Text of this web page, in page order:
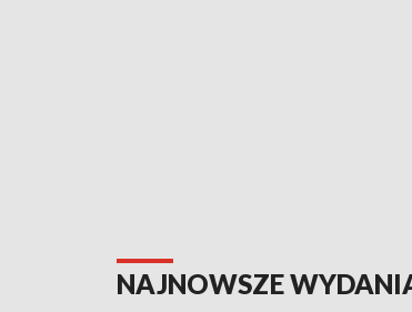
NAJNOWSZE